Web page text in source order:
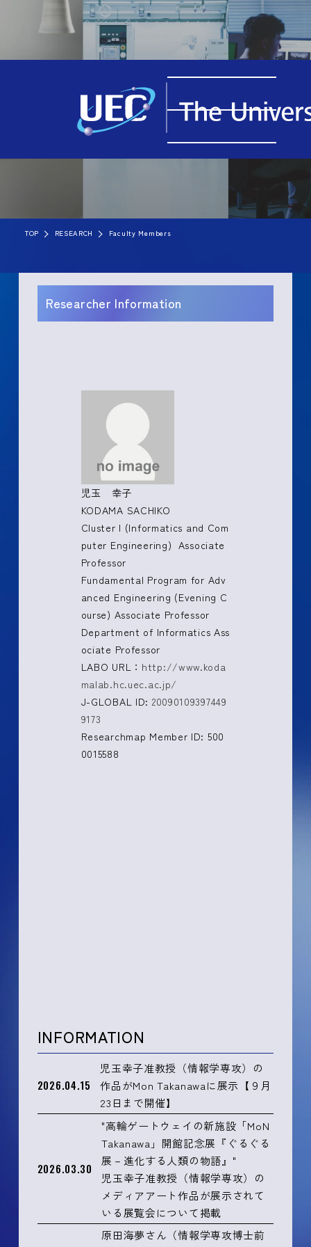
TOP RESEARCH Faculty Members
Researcher Information
児玉 幸子
KODAMA SACHIKO
Cluster I (Informatics and Com
puter Engineering) Associate
Professor
Fundamental Program for Adv
anced Engineering (Evening C
ourse) Associate Professor
Department of Informatics Ass
ociate Professor
LABO URL： http://www.koda
malab.hc.uec.ac.jp/
J-GLOBAL ID: 20090109397449
9173
Researchmap Member ID: 500
0015588
INFORMATION
2026.04.15
児玉幸子准教授（情報学専攻）の
作品がMon Takanawaに展示【９月
23日まで開催】
2026.03.30
"高輪ゲートウェイの新施設「MoN
Takanawa」開館記念展『ぐるぐる
展－進化する人類の物語』"
児玉幸子准教授（情報学専攻）の
メディアアート作品が展示されて
いる展覧会について掲載
原田海夢さん（情報学専攻博士前